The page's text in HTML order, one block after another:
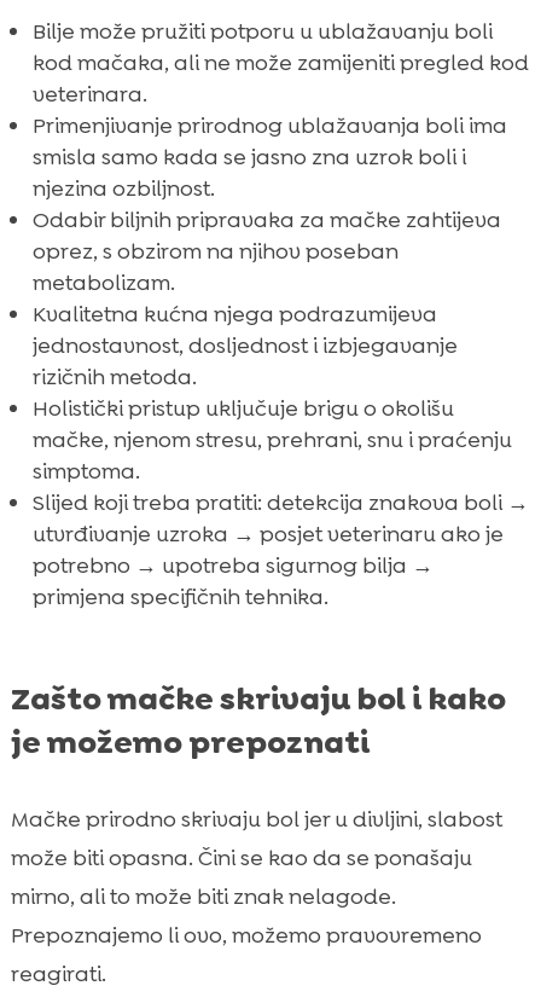
Bilje može pružiti potporu u ublažavanju boli
kod mačaka, ali ne može zamijeniti pregled kod
veterinara.
Primenjivanje prirodnog ublažavanja boli ima
smisla samo kada se jasno zna uzrok boli i
njezina ozbiljnost.
Odabir biljnih pripravaka za mačke zahtijeva
oprez, s obzirom na njihov poseban
metabolizam.
Kvalitetna kućna njega podrazumijeva
jednostavnost, dosljednost i izbjegavanje
rizičnih metoda.
Holistički pristup uključuje brigu o okolišu
mačke, njenom stresu, prehrani, snu i praćenju
simptoma.
Slijed koji treba pratiti: detekcija znakova boli →
utvrđivanje uzroka → posjet veterinaru ako je
potrebno → upotreba sigurnog bilja →
primjena specifičnih tehnika.
Zašto mačke skrivaju bol i kako
je možemo prepoznati
Mačke prirodno skrivaju bol jer u divljini, slabost
može biti opasna. Čini se kao da se ponašaju
mirno, ali to može biti znak nelagode.
Prepoznajemo li ovo, možemo pravovremeno
reagirati.